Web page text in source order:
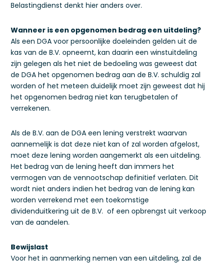
Belastingdienst denkt hier anders over.
Wanneer is een opgenomen bedrag een uitdeling?
Als een DGA voor persoonlijke doeleinden gelden uit de
kas van de B.V. opneemt, kan daarin een winstuitdeling
zijn gelegen als het niet de bedoeling was geweest dat
de DGA het opgenomen bedrag aan de B.V. schuldig zal
worden of het meteen duidelijk moet zijn geweest dat hij
het opgenomen bedrag niet kan terugbetalen of
verrekenen.
Als de B.V. aan de DGA een lening verstrekt waarvan
aannemelijk is dat deze niet kan of zal worden afgelost,
moet deze lening worden aangemerkt als een uitdeling.
Het bedrag van de lening heeft dan immers het
vermogen van de vennootschap definitief verlaten. Dit
wordt niet anders indien het bedrag van de lening kan
worden verrekend met een toekomstige
dividenduitkering uit de B.V. of een opbrengst uit verkoop
van de aandelen.
Bewijslast
Voor het in aanmerking nemen van een uitdeling, zal de